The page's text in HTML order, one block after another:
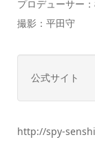
プロデューサー
撮影：平田守
公式サイト
http://spy-